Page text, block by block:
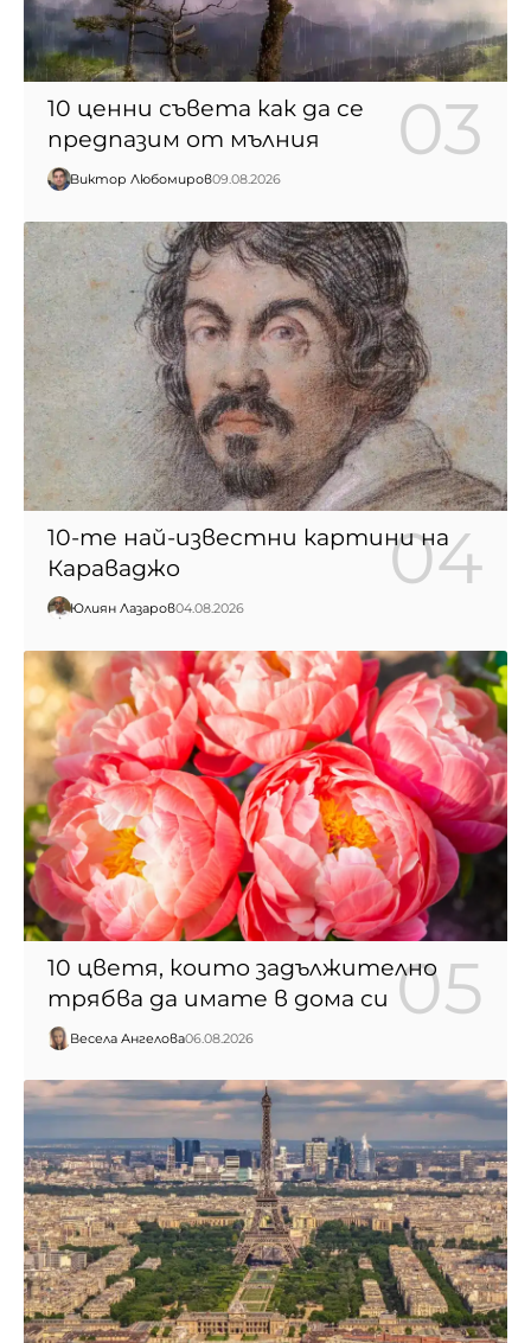
10 ценни съвета как да се
предпазим от мълния
Виктор Любомиров09.08.2026
10-те най-известни картини на
Караваджо
Юлиян Лазаров04.08.2026
10 цветя, които задължително
трябва да имате в дома си
Весела Ангелова06.08.2026